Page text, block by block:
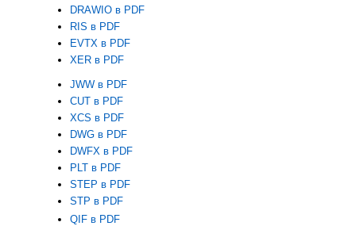
DRAWIO в PDF
RIS в PDF
EVTX в PDF
XER в PDF
JWW в PDF
CUT в PDF
XCS в PDF
DWG в PDF
DWFX в PDF
PLT в PDF
STEP в PDF
STP в PDF
QIF в PDF